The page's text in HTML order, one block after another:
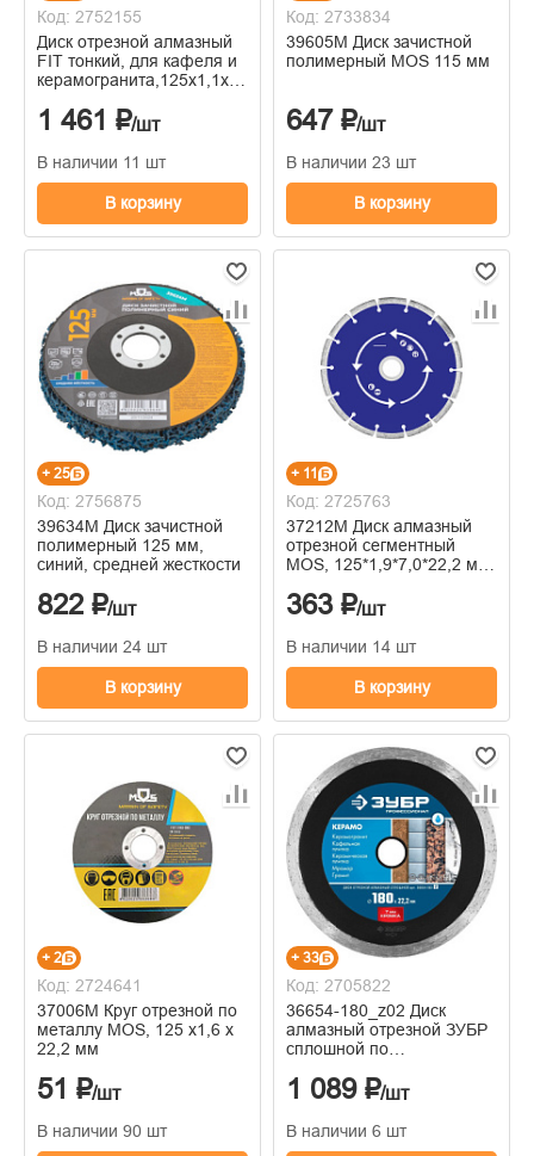
Код: 2752155
Диск отрезной алмазный
FIT тонкий, для кафеля и
керамогранита,125х1,1х8,0х22,2
1 461 ₽/шт
В наличии 11 шт
В корзину
Код: 2733834
39605М Диск зачистной
полимерный MOS 115 мм
647 ₽/шт
В наличии 23 шт
В корзину
+ 25
Код: 2756875
39634М Диск зачистной
полимерный 125 мм,
синий, средней жесткости
822 ₽/шт
В наличии 24 шт
В корзину
+ 11
Код: 2725763
37212М Диск алмазный
отрезной сегментный
MOS, 125*1,9*7,0*22,2 мм,
363 ₽/шт
В наличии 14 шт
В корзину
+ 2
Код: 2724641
37006М Круг отрезной по
металлу MOS, 125 х1,6 х
22,2 мм
51 ₽/шт
В наличии 90 шт
+ 33
Код: 2705822
36654-180_z02 Диск
алмазный отрезной ЗУБР
сплошной по
плитке, 180 мм
1 089 ₽/шт
В наличии 6 шт